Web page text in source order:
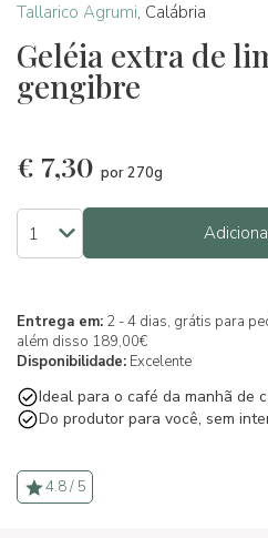
Tallarico Agrumi, Calábria
Geléia extra de
gengibre
€ 7,30 por 270g
Entrega em: 2 - 4 dias, grátis para
além disso 189,00€
Disponibilidade: Excelente
Ideal para o café da manhã de
Do produtor para você, sem
4.8 / 5